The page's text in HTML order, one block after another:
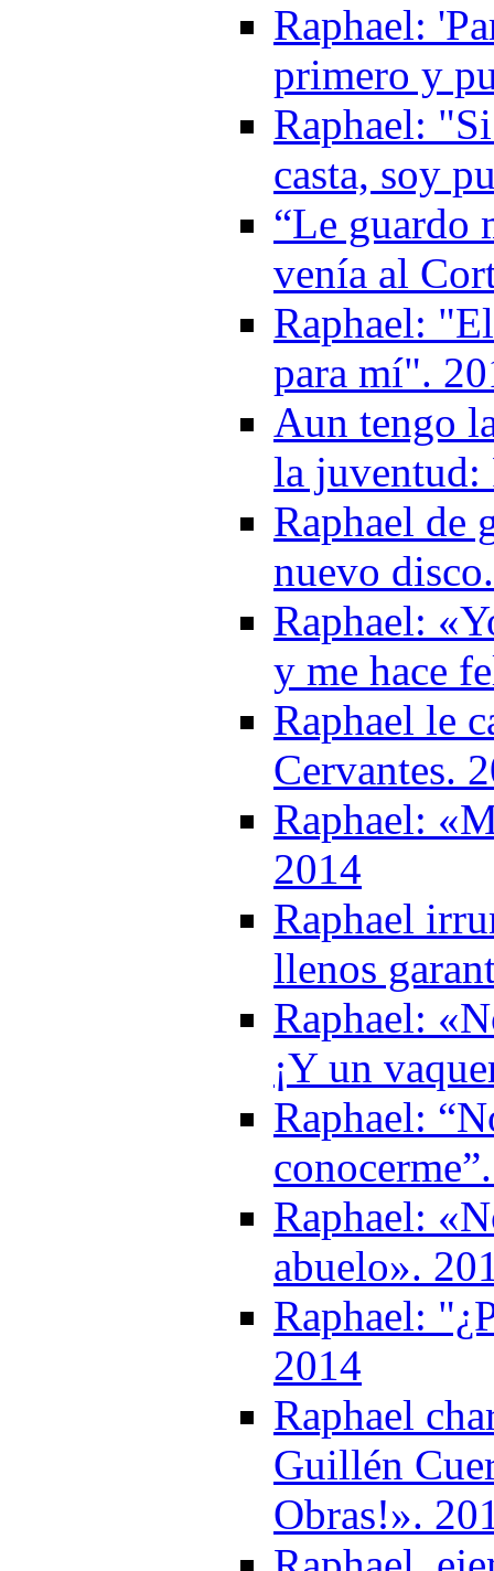
Raphael:
primero y
Raphael:
casta, soy
“Le guardo
venía al
Raphael:
para mí".
Aun tengo
la juventud:
Raphael de
nuevo
Raphael:
y me hace
Raphael le
Cervantes.
Raphael:
2014
Raphael
llenos
Raphael:
¡Y un
Raphael:
Raphael:
abuelo».
Raphael:
2014
Raphael
Guillén
Obras!».